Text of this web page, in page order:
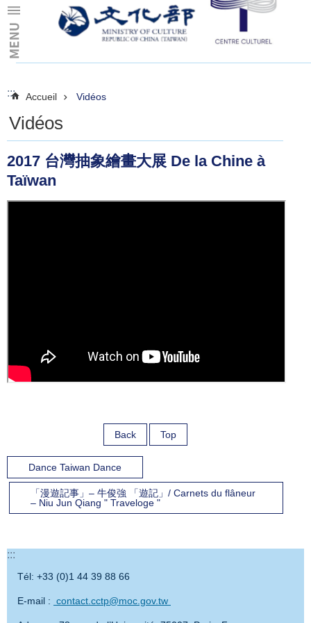
Skip to main content
:::
::: Accueil Vidéos
Vidéos
2017 台灣抽象繪畫大展 De la Chine à
Taïwan
Back Top
Dance Taiwan Dance
「漫遊記事」– 牛俊強 「遊記」/ Carnets du flâneur
– Niu Jun Qiang " Traveloge "
:::
Tél: +33 (0)1 44 39 88 66
E-mail : contact.cctp@moc.gov.tw